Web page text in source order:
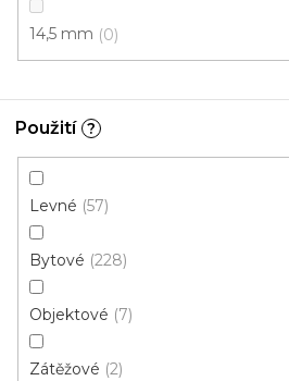
14,5 mm 0
Použití ?
Levné 57
Bytové 228
Objektové 7
Zátěžové 2
Koberec metráž RAMBO /tex 12
208 Kč
4 m